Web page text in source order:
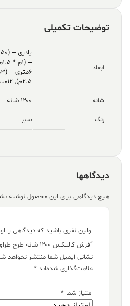
توضیحات تکمیلی
ابعاد
پادری – (۵۰س.م * ۸۰س.م)
– (۱م * ۱.۵م)
۶متری – (۳م * ۲م)
۲.۵م)
, ۱۲متری – (۳م * ۴م)
شانه ۱۲۰۰ شانه
رنگ سبز
دیدگاهها
هیچ دیدگاهی برای این محصول نوشته
اولین نفری باشید که دیدگاهی را
“فرش کالتکس ۱۲۰۰ شانه طرح طراوت سبز روشن”
نشانی ایمیل شما منتشر نخواهد
علامت‌گذاری شده‌اند *
امتیاز شما *